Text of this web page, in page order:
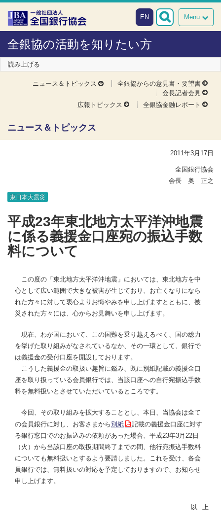
本文へスキップ
障がい者向け相談窓口
Menu
EN
全銀協の活動を知りたい方
読み上げる
ニュース＆トピックス
全銀協からの意見書・要望書
会長記者会見
広報トピックス
全銀協金融レポート
ニュース＆トピックス
2011年3月17日
全国銀行協会
会長 奥 正之
東日本大震災
平成23年東北地方太平洋沖地震
に係る義援金口座宛の振込手数
料について
この度の「東北地方太平洋沖地震」においては、東北地方を中
心として広い範囲で大きな被害が生じており、お亡くなりになら
れた方々に対して衷心よりお悔やみを申し上げますとともに、被
災された方々には、心からお見舞いを申し上げます。
現在、わが国において、この国難を乗り越えるべく、国の総力
を挙げた取り組みがなされているなか、その一環として、銀行で
は義援金の受付口座を開設しております。
こうした義援金の取扱い趣旨に鑑み、既に別紙記載の義援金口
座を取り扱っている会員銀行では、当該口座への自行宛振込手数
料を無料扱いとさせていただいているところです。
今回、その取り組みを拡大することとし、本日、当協会は全て
の会員銀行に対し、お客さまから 別紙
記載の義援金口座に対す
る銀行窓口でのお振込みの依頼があった場合、平成23年3月22日
（火）から当該口座の取扱期間終了までの間、他行宛振込手数料
についても無料扱いとするよう要請しました。これを受け、各会
員銀行では、無料扱いの対応を予定しておりますので、お知らせ
申し上げます。